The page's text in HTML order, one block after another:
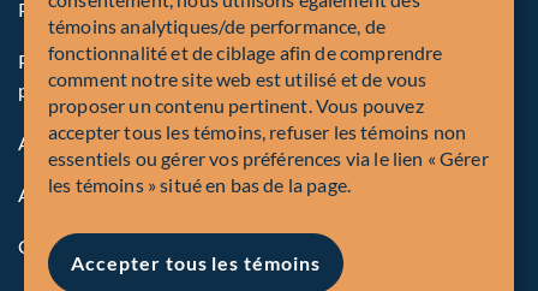
Procédure de plainte en bref
Politique mondiale sur la protection des renseignements
personnels de Corporation Fiera Capital
Accessibilité
Avis de sécurité
Conformité
témoins analytiques/de performance, de
fonctionnalité et de ciblage afin de comprendre
comment notre site web est utilisé et de vous
proposer un contenu pertinent. Vous pouvez
accepter tous les témoins, refuser les témoins non
essentiels ou gérer vos préférences via le lien « Gérer
les témoins » situé en bas de la page.
Accepter tous les témoins